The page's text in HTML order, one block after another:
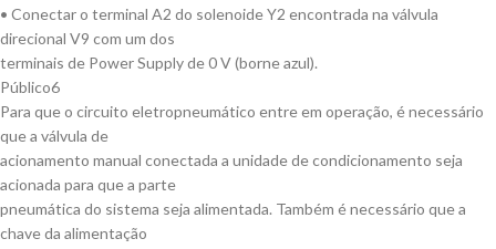
• Conectar o terminal A2 do solenoide Y2 encontrada na válvula
direcional V9 com um dos
terminais de Power Supply de 0 V (borne azul).
Público6
Para que o circuito eletropneumático entre em operação, é necessário
que a válvula de
acionamento manual conectada a unidade de condicionamento seja
acionada para que a parte
pneumática do sistema seja alimentada. Também é necessário que a
chave da alimentação